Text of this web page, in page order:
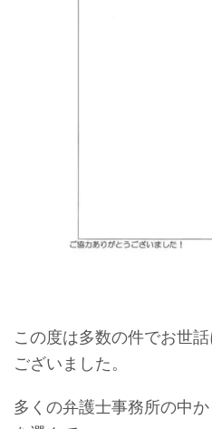
この度は多数の件でお世
ございました。
多くの弁護士事務所の中